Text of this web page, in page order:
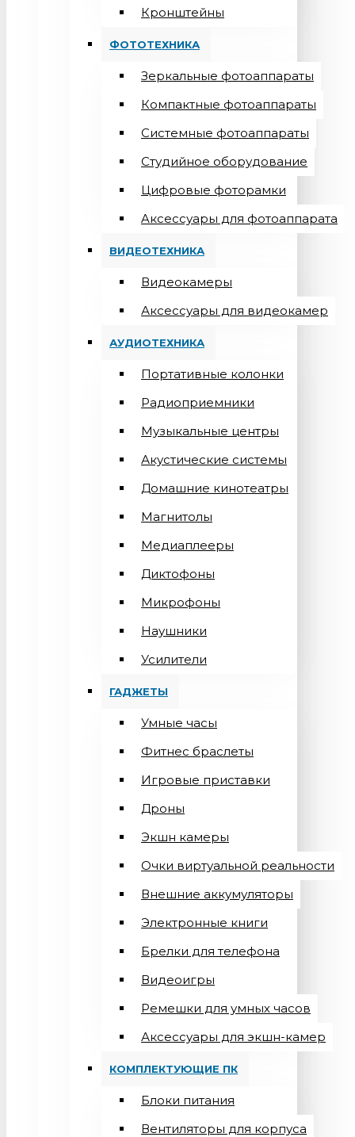
Кронштейны
ФОТОТЕХНИКА
Зеркальные фотоаппараты
Компактные фотоаппараты
Системные фотоаппараты
Студийное оборудование
Цифровые фоторамки
Aксессуары для фотоаппарата
ВИДЕОТЕХНИКА
Видеокамеры
Аксессуары для видеокамер
АУДИОТЕХНИКА
Портативные колонки
Радиоприемники
Музыкальные центры
Акустические системы
Домашние кинотеатры
Магнитолы
Медиаплееры
Диктофоны
Микрофоны
Наушники
Усилители
ГАДЖЕТЫ
Умные часы
Фитнес браслеты
Игровые приставки
Дроны
Экшн камеры
Очки виртуальной реальности
Внешние аккумуляторы
Электронные книги
Брелки для телефона
Видеоигры
Ремешки для умных часов
Аксессуары для экшн-камер
КОМПЛЕКТУЮЩИЕ ПК
Блоки питания
Вентиляторы для корпуса